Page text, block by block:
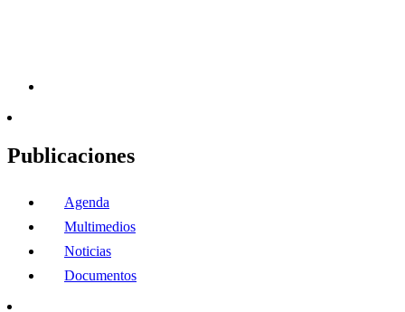
Publicaciones
Agenda
Multimedios
Noticias
Documentos